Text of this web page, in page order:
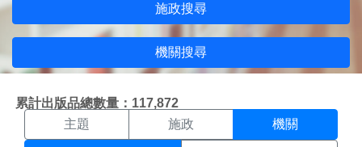
施政搜尋
機關搜尋
累計出版品總數量：117,872
機關搜尋結果頁面
主題 施政 機關